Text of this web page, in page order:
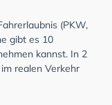
(PKW,
gibt es 10
kannst. In 2
realen Verkehr